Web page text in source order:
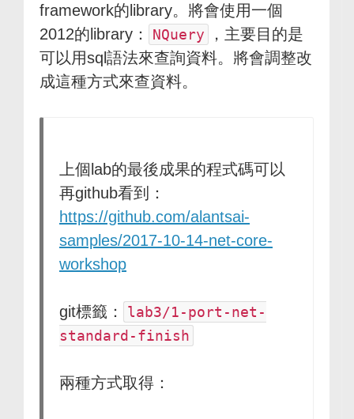
framework的library。將會使用一個
2012的library：
NQuery
，主要目的是
可以用sql語法來查詢資料。將會調整改
成這種方式來查資料。
上個lab的最後成果的程式碼可以
再github看到：
https://github.com/alantsai-
samples/2017-10-14-net-core-
workshop
git標籤：
lab3/1-port-net-
standard-finish
兩種方式取得：